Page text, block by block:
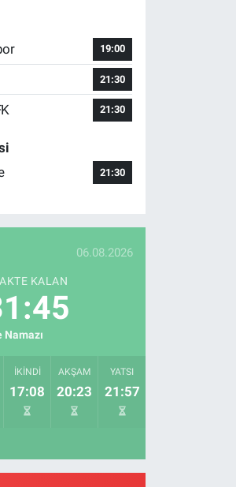
19:00
21:30
21:30
21:30
06.08.2026
KALAN
Namazı
İKINDI
17:08
AKŞAM
20:23
YATSI
21:57